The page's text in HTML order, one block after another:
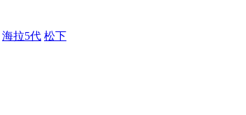
海拉5代 松下